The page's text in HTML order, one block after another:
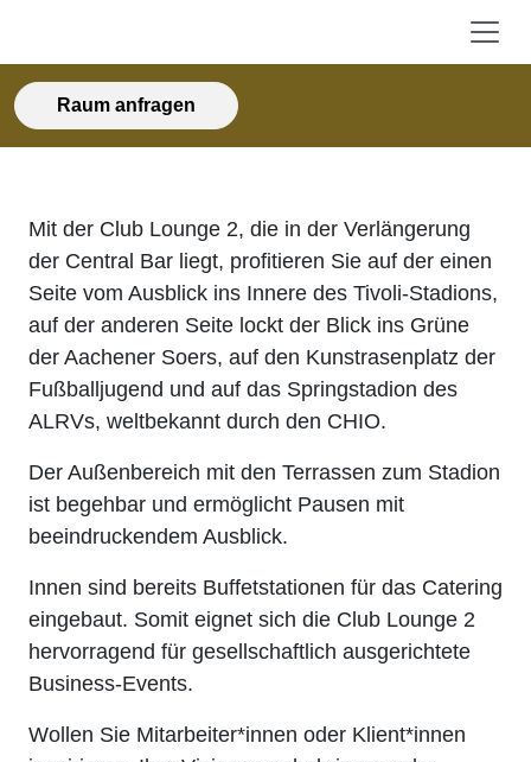
Raum anfragen
Mit der Club Lounge 2, die in der Verlängerung
der Central Bar liegt, profitieren Sie auf der einen
Seite vom Ausblick ins Innere des Tivoli-Stadions,
auf der anderen Seite lockt der Blick ins Grüne
der Aachener Soers, auf den Kunstrasenplatz der
Fußballjugend und auf das Springstadion des
ALRVs, weltbekannt durch den CHIO.
Der Außenbereich mit den Terrassen zum Stadion
ist begehbar und ermöglicht Pausen mit
beeindruckendem Ausblick.
Innen sind bereits Buffetstationen für das Catering
eingebaut. Somit eignet sich die Club Lounge 2
hervorragend für gesellschaftlich ausgerichtete
Business-Events.
Wollen Sie Mitarbeiter*innen oder Klient*innen